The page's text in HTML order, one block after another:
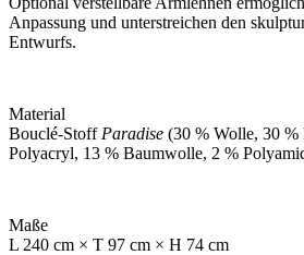
Anpassung und unterstreichen den
Entwurfs.
Material
Bouclé-Stoff Paradise (30 % Wolle, 30 %
Polyacryl, 13 % Baumwolle, 2 %
Maße
L 240 cm × T 97 cm × H 74 cm